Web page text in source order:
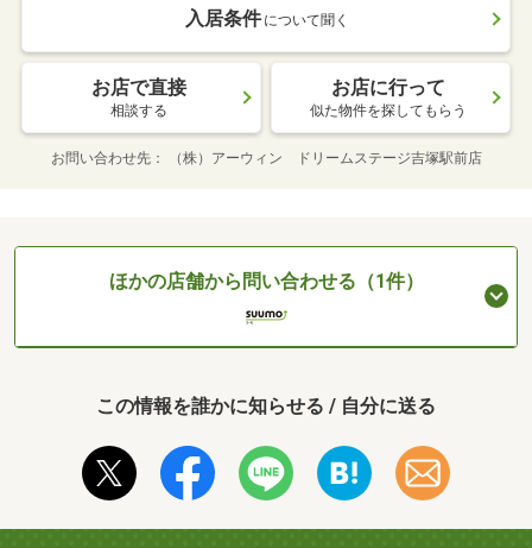
入居条件 について聞く
お店で直接
相談する
お店に行って
似た物件を探してもらう
お問い合わせ先 （株）アーウィン ドリームステージ吉塚駅前店
ほかの店舗から問い合わせる（1件）
この情報を誰かに知らせる / 自分に送る